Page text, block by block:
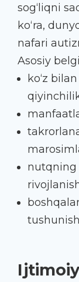
sog‘liqni
ko‘ra,
nafari
Asosiy
ko‘z
nutqning